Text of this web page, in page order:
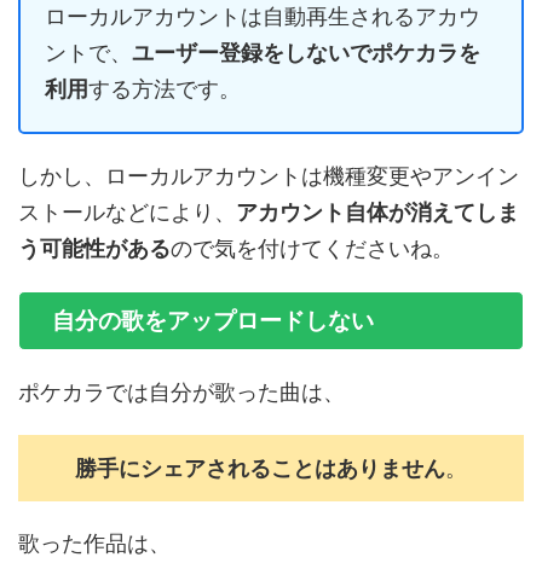
ローカルアカウントは自動再生されるアカウ
ントで、 ユーザー登録をしないでポケカラを
利用する方法です。
しかし、ローカルアカウントは機種変更やアンイン
ストールなどにより、 アカウント自体が消えてしま
う可能性があるので気を付けてくださいね。
自分の歌をアップロードしない
ポケカラでは自分が歌った曲は、
勝手にシェアされることはありません。
歌った作品は、